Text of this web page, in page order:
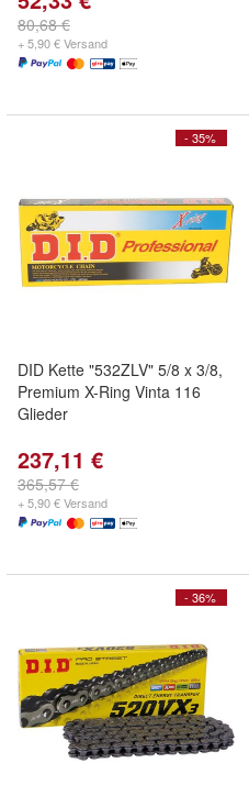
80,68 €
+ 5,90 € Versand
- 35%
DID Kette "532ZLV" 5/8 x 3/8,
Premium X-Ring Vinta 116
Glieder
237,11 €
365,57 €
+ 5,90 € Versand
- 36%